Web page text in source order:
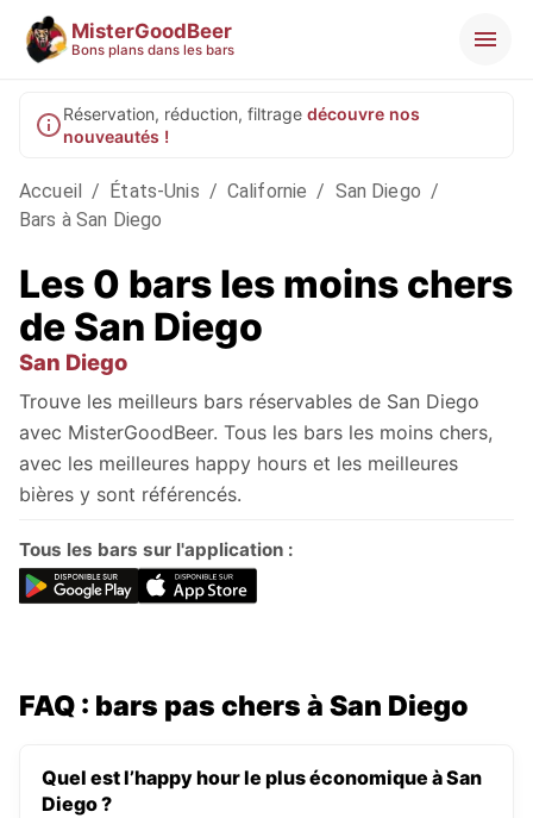
MisterGoodBeer
Bons plans dans les bars
Réservation, réduction, filtrage découvre nos
nouveautés !
Accueil / États-Unis / Californie / San Diego /
Bars à San Diego
Les 0 bars les moins chers
de San Diego
San Diego
Trouve les meilleurs bars réservables de San Diego
avec MisterGoodBeer. Tous les bars les moins chers,
avec les meilleures happy hours et les meilleures
bières y sont référencés.
Tous les bars sur l'application :
FAQ : bars pas chers à San Diego
Quel est l’happy hour le plus économique à San
Diego ?